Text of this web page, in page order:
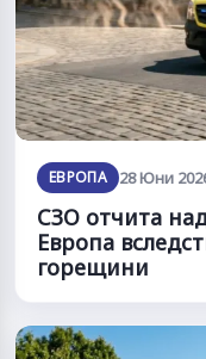
ЕВРОПА 28 Юни
СЗО отчита
Европа
горещини